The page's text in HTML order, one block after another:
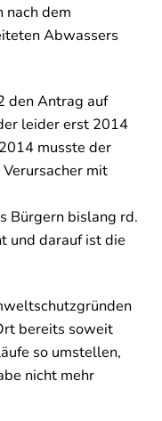
nach dem
Abwassers
den Antrag auf
leider erst 2014
musste der
mit
Bürgern bislang rd.
und darauf ist die
bereits soweit
so umstellen,
nicht mehr